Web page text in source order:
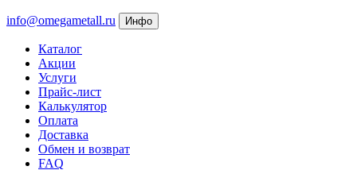
info@omegametall.ru Инфо
Каталог
Акции
Услуги
Прайс-лист
Калькулятор
Оплата
Доставка
Обмен и возврат
FAQ